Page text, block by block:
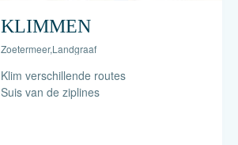
KLIMMEN
Zoetermeer,Landgraaf
Klim verschillende routes
Suis van de ziplines